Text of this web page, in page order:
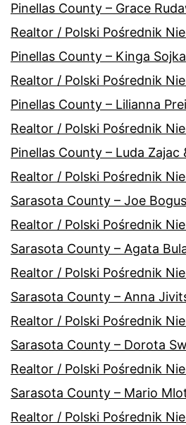
Pinellas County – Grace
Realtor / Polski Pośrednik
Pinellas County – Kinga Sojka
Realtor / Polski Pośrednik
Pinellas County – Lilianna
Realtor / Polski Pośrednik
Pinellas County – Luda Zajac
Realtor / Polski Pośrednik
Sarasota County – Joe
Realtor / Polski Pośrednik
Sarasota County – Agata
Realtor / Polski Pośrednik
Sarasota County – Anna
Realtor / Polski Pośrednik
Sarasota County – Dorota
Realtor / Polski Pośrednik
Sarasota County – Mario
Realtor / Polski Pośrednik